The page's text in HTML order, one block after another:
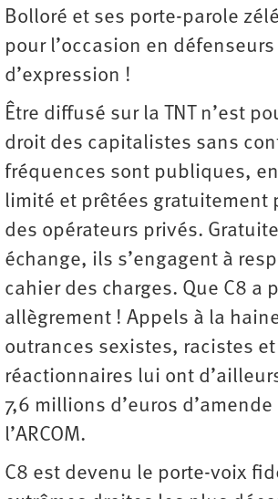
Bolloré et ses porte-parole
pour l’occasion en
d’expression !
Être diffusé sur la TNT n’est
droit des capitalistes sans
fréquences sont publiques,
limité et prêtées gratuitement
des opérateurs privés.
échange, ils s’engagent à
cahier des charges. Que C8 a
allègrement ! Appels à la
outrances sexistes, racistes et
réactionnaires lui ont
7,6 millions d’euros
l’ARCOM.
C8 est devenu le porte-voix